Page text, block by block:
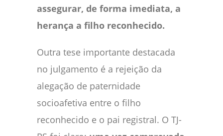
assegurar, de forma imediata, a
herança a filho reconhecido.
Outra tese importante destacada
no julgamento é a rejeição da
alegação de paternidade
socioafetiva entre o filho
reconhecido e o pai registral. O TJ-